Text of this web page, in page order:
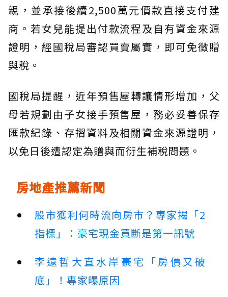
親，並承接後續2,500萬元價款直接支付建
商。若女兒能提出付款流程及自有資金來源
證明，經國稅局審認買賣屬實，即可免徵贈
與稅。
國稅局提醒，近年預售屋轉讓情形增加，父
母若規劃由子女接手預售屋，務必妥善保存
匯款紀錄、存摺資料及相關資金來源證明，
以免日後遭認定為贈與而衍生補稅問題。
房地產推薦新聞
股市獲利何時流向房市？專家揭「2
指標」：豪宅現金買斷是第一訊號
李遠哲大直水岸豪宅「房價又破
底」！專家曝原因